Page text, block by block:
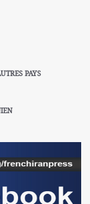
PAYS